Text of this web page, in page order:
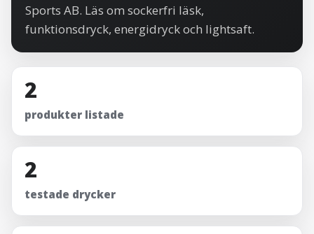
Sports AB. Läs om sockerfri läsk,
funktionsdryck, energidryck och lightsaft.
2
produkter listade
2
testade drycker